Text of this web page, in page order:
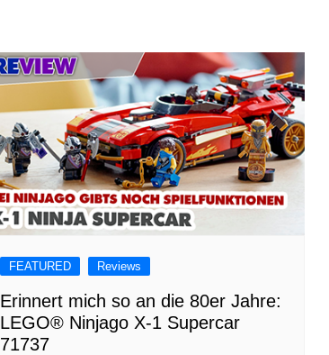
FEATURED Reviews
Erinnert mich so an die 80er Jahre:
LEGO® Ninjago X-1 Supercar
71737